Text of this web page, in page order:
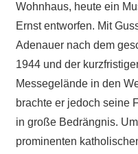
Wohnhaus, heute ein
Ernst entworfen. Mit
Adenauer nach dem
1944 und der
Messegelände in den
brachte er jedoch seine
in große Bedrängnis.
prominenten